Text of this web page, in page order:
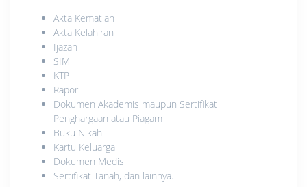
Akta Kematian
Akta Kelahiran
Ijazah
SIM
KTP
Rapor
Dokumen Akademis maupun Sertifikat
Penghargaan atau Piagam
Buku Nikah
Kartu Keluarga
Dokumen Medis
Sertifikat Tanah, dan lainnya.